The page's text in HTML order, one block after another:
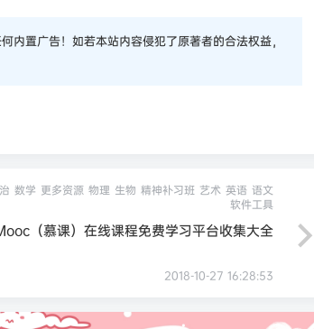
置广告！如若本站内容侵犯了原著者的合法权益，
数学 更多资源 物理 生物 精神补习班 艺术 英语 语文
软件工具
（慕课）在线课程免费学习平台收集大全
2018-10-27 16:28:53